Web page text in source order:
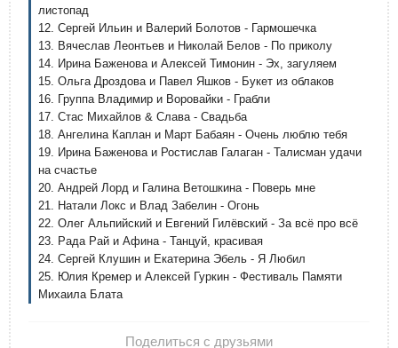
листопад
12. Сергей Ильин и Валерий Болотов - Гармошечка
13. Вячеслав Леонтьев и Николай Белов - По приколу
14. Ирина Баженова и Алексей Тимонин - Эх, загуляем
15. Ольга Дроздова и Павел Яшков - Букет из облаков
16. Группа Владимир и Воровайки - Грабли
17. Стас Михайлов & Слава - Свадьба
18. Ангелина Каплан и Март Бабаян - Очень люблю тебя
19. Ирина Баженова и Ростислав Галаган - Талисман удачи
на счастье
20. Андрей Лорд и Галина Ветошкина - Поверь мне
21. Натали Локс и Влад Забелин - Огонь
22. Олег Альпийский и Евгений Гилёвский - За всё про всё
23. Рада Рай и Афина - Танцуй, красивая
24. Сергей Клушин и Екатерина Эбель - Я Любил
25. Юлия Кремер и Алексей Гуркин - Фестиваль Памяти
Михаила Блата
Поделиться с друзьями